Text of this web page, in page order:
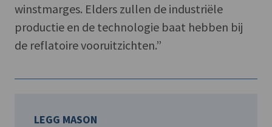
winstmarges. Elders zullen de industriële
productie en de technologie baat hebben bij
de reflatoire vooruitzichten.”
LEGG MASON